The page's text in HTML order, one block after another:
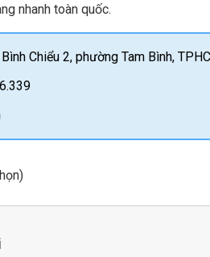
nhanh toàn quốc.
Chiểu 2, phường Tam Bình,